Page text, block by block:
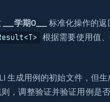
try
?
__学期0__ 标准化操作的
根据需要使用值
生成用例的初始文件，但
，调整验证并验证用例是